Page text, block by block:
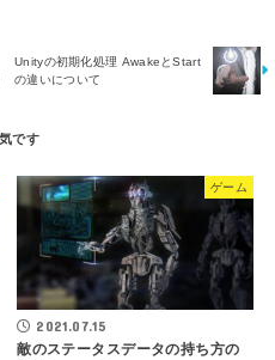
Unityの初期化処理 AwakeとStart
の違いについて
ゲーム
2021.07.15
敵のステータスデータの持ち方の